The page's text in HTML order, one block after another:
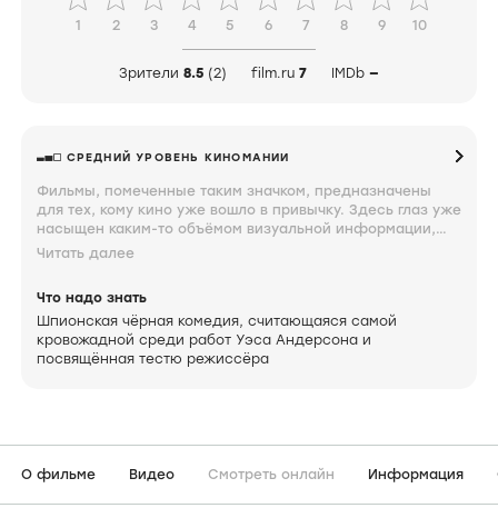
1 2 3 4 5 6 7 8 9 10
Зрители 8.5 (2) film.ru 7 IMDb —
СРЕДНИЙ УРОВЕНЬ КИНОМАНИИ
Фильмы, помеченные таким значком, предназначены
для тех, кому кино уже вошло в привычку. Здесь глаз уже
насыщен каким-то объёмом визуальной информации,
мозг неплохо ориентируется в происходящем на экране,
о том, что вы довольно крепко увязли.
Читать далее
Что надо знать
Шпионская чёрная комедия, считающаяся самой
кровожадной среди работ Уэса Андерсона и
посвящённая тестю режиссёра
О фильме Видео Смотреть онлайн Информация